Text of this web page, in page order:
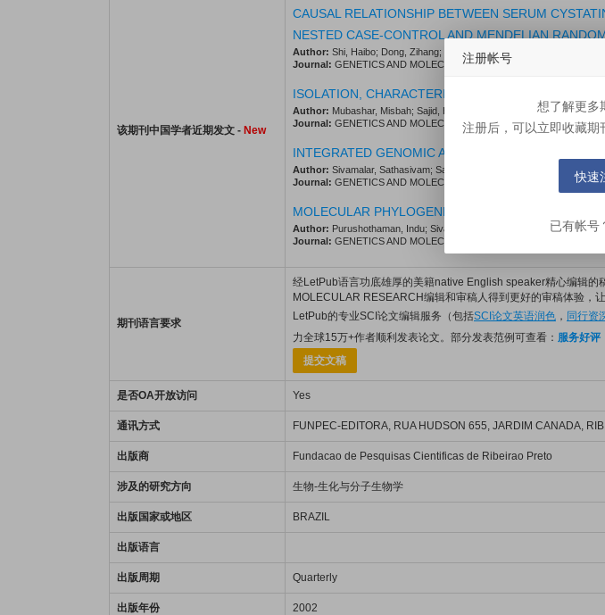
该期刊中国学者近期发文 - New
CAUSAL RELATIONSHIP BETWEEN SERUM
NESTED CASE-CONTROL AND MENDELIAN
Author: Shi, Haibo; Dong, Zihang; Guo, Xinyu; Ciren, Yangzong
Journal: GENETICS AND MOLECULAR RESEARCH. 2026; Vol. 25,
ISOLATION, CHARACTERIZATION AND POTENTIAL
Author: Mubashar, Misbah; Sajid, Hafiz Asad Ullah; Ahmed, Ambreen
Journal: GENETICS AND MOLECULAR RESEARCH. 2026; Vol. 25,
INTEGRATED GENOMIC AND TRANSCRIPTOMIC
Author: Sivamalar, Sathasivam; Sangeetha, Sridevi; Sharmila
Journal: GENETICS AND MOLECULAR RESEARCH. 2026; Vol. 25,
MOLECULAR PHYLOGENETIC ANALYSIS OF
Author: Purushothaman, Indu; Sivamalar, Sathasivam; Priya, G. Vishnu
Journal: GENETICS AND MOLECULAR RESEARCH. 2026; Vol. 25,
期刊语言要求
经LetPub语言功底雄厚的美籍native English speaker精心编辑
MOLECULAR RESEARCH编辑和审稿人得到更好的审稿体验，
LetPub的专业SCI论文编辑服务（包括SCI论文英语润色 ， 同行资
力全球15万+作者顺利发表论文。部分发表范例可查看： 服务好评
提交文稿
是否OA开放访问 Yes
通讯方式 FUNPEC-EDITORA, RUA HUDSON 655, JARDIM CANADA,
出版商 Fundacao de Pesquisas Cientificas de Ribeirao Preto
涉及的研究方向 生物-生化与分子生物学
出版国家或地区 BRAZIL
出版语言
出版周期 Quarterly
出版年份 2002
注册帐号
想了解更多
注册后，可以立即收藏期
快速
已有帐号